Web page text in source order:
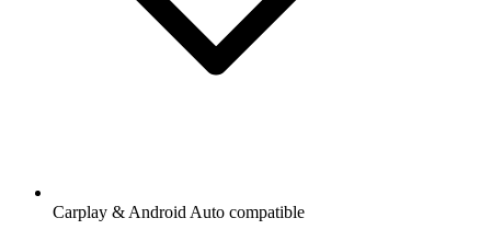
Carplay & Android Auto compatible